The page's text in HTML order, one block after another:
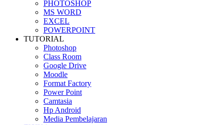
PHOTOSHOP
MS WORD
EXCEL
POWERPOINT
TUTORIAL
Photoshop
Class Room
Google Drive
Moodle
Format Factory
Power Point
Camtasia
Hp Android
Media Pembelajaran